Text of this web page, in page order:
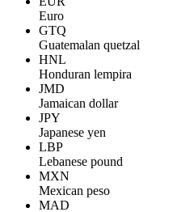
Euro
GTQ
Guatemalan quetzal
HNL
Honduran lempira
JMD
Jamaican dollar
JPY
Japanese yen
LBP
Lebanese pound
MXN
Mexican peso
MAD